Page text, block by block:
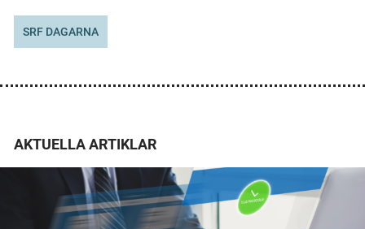
SRF DAGARNA
AKTUELLA ARTIKLAR